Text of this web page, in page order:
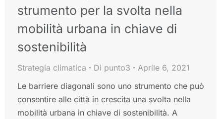
strumento per la svolta nella
mobilità urbana in chiave di
sostenibilità
Strategia climatica Di punto3
Aprile 6, 2021
Le barriere diagonali sono uno strumento che può
consentire alle città in crescita una svolta nella
mobilità urbana in chiave di sostenibilità. A